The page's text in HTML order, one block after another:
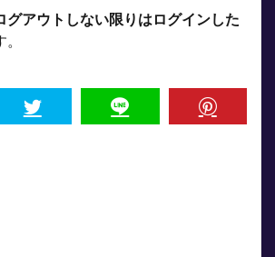
グアウトしない限りはログインした